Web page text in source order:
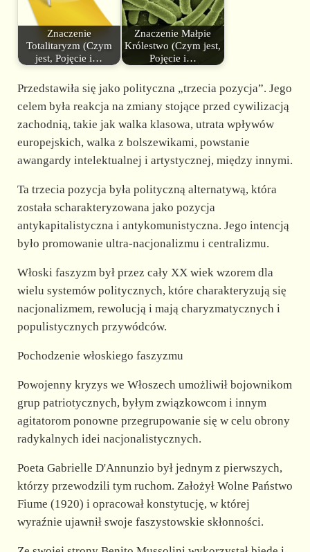
Znaczenie
Totalitaryzm (Czym
jest, Pojęcie i…
Znaczenie Małpie
Królestwo (Czym jest,
Pojęcie i…
Przedstawiła się jako polityczna „trzecia pozycja”. Jego
celem była reakcja na zmiany stojące przed cywilizacją
zachodnią, takie jak walka klasowa, utrata wpływów
europejskich, walka z bolszewikami, powstanie
awangardy intelektualnej i artystycznej, między innymi.
Ta trzecia pozycja była polityczną alternatywą, która
została scharakteryzowana jako pozycja
antykapitalistyczna i antykomunistyczna. Jego intencją
było promowanie ultra-nacjonalizmu i centralizmu.
Włoski faszyzm był przez cały XX wiek wzorem dla
wielu systemów politycznych, które charakteryzują się
nacjonalizmem, rewolucją i mają charyzmatycznych i
populistycznych przywódców.
Pochodzenie włoskiego faszyzmu
Powojenny kryzys we Włoszech umożliwił bojownikom
grup patriotycznych, byłym związkowcom i innym
agitatorom ponowne przegrupowanie się w celu obrony
radykalnych idei nacjonalistycznych.
Poeta Gabrielle D'Annunzio był jednym z pierwszych,
którzy przewodzili tym ruchom. Założył Wolne Państwo
Fiume (1920) i opracował konstytucję, w której
wyraźnie ujawnił swoje faszystowskie skłonności.